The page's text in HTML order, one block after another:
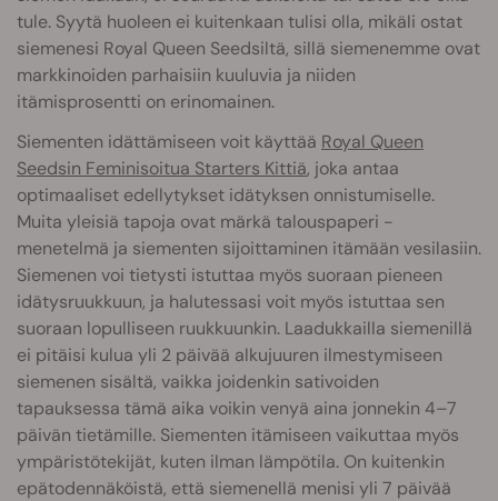
tule. Syytä huoleen ei kuitenkaan tulisi olla, mikäli ostat
siemenesi Royal Queen Seedsiltä, sillä siemenemme ovat
markkinoiden parhaisiin kuuluvia ja niiden
itämisprosentti on erinomainen.
Siementen idättämiseen voit käyttää Royal Queen
Seedsin Feminisoitua Starters Kittiä, joka antaa
optimaaliset edellytykset idätyksen onnistumiselle.
Muita yleisiä tapoja ovat märkä talouspaperi -
menetelmä ja siementen sijoittaminen itämään vesilasiin.
Siemenen voi tietysti istuttaa myös suoraan pieneen
idätysruukkuun, ja halutessasi voit myös istuttaa sen
suoraan lopulliseen ruukkuunkin. Laadukkailla siemenillä
ei pitäisi kulua yli 2 päivää alkujuuren ilmestymiseen
siemenen sisältä, vaikka joidenkin sativoiden
tapauksessa tämä aika voikin venyä aina jonnekin 4–7
päivän tietämille. Siementen itämiseen vaikuttaa myös
ympäristötekijät, kuten ilman lämpötila. On kuitenkin
epätodennäköistä, että siemenellä menisi yli 7 päivää